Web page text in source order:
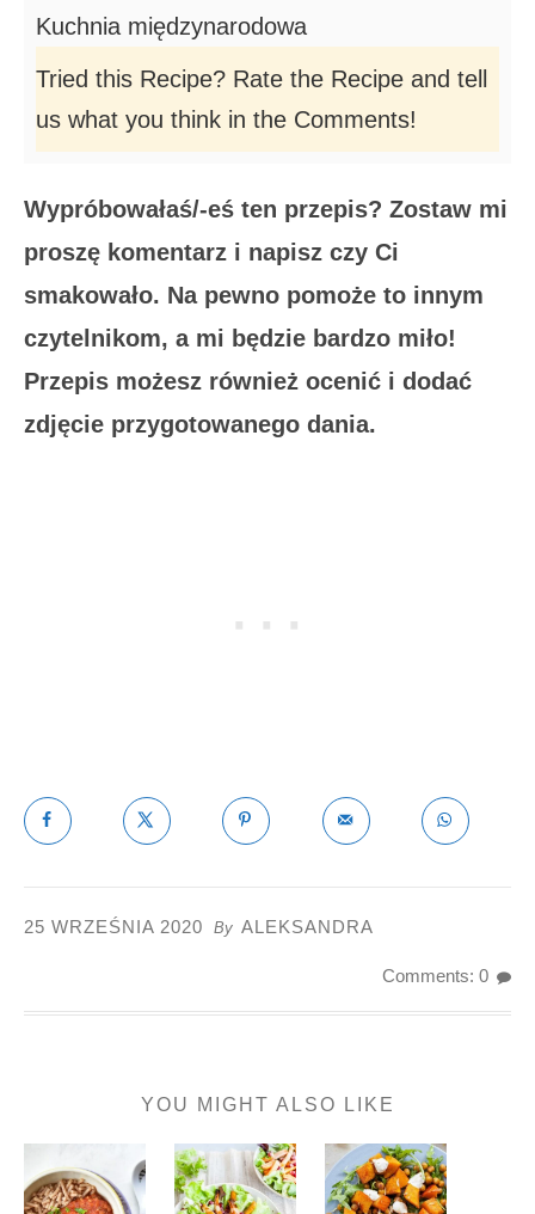
Kuchnia międzynarodowa
Tried this Recipe? Rate the Recipe and tell
us what you think in the Comments!
Wypróbowałaś/-eś ten przepis? Zostaw mi
proszę komentarz i napisz czy Ci
smakowało. Na pewno pomoże to innym
czytelnikom, a mi będzie bardzo miło!
Przepis możesz również ocenić i dodać
zdjęcie przygotowanego dania.
25 WRZEŚNIA 2020 By ALEKSANDRA
Comments: 0
YOU MIGHT ALSO LIKE